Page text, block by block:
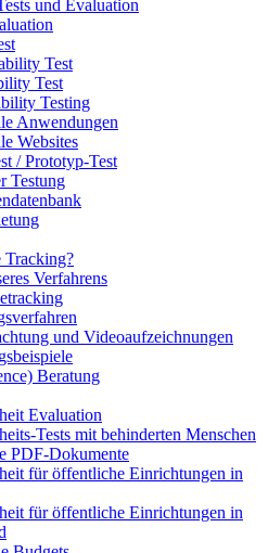
und Evaluation
Test
Test
Testing
Anwendungen
Websites
/ Prototyp-Test
Testung
Tracking?
Verfahrens
und Videoaufzeichnungen
Beratung
Evaluation
Tests mit behinderten Menschen
PDF-Dokumente
für öffentliche Einrichtungen in
für öffentliche Einrichtungen in